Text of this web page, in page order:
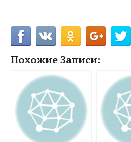
Похожие Записи: